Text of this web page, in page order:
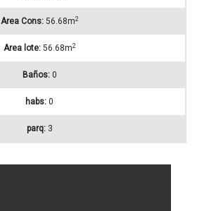
Area Cons: 56.68m2
Area lote: 56.68m2
Baños: 0
habs: 0
parq: 3